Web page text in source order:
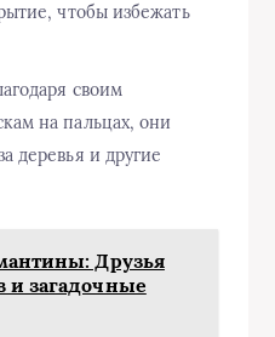
чтобы избежать
своим
на пальцах, они
деревья и другие
Друзья
и загадочные